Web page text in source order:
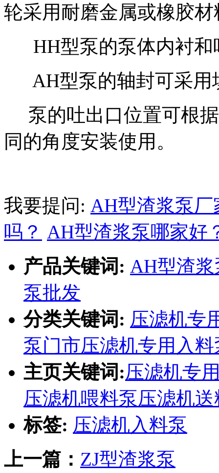
轮采用耐磨金属或橡胶材
HH型泵的泵体内衬和
AH型泵的轴封可采用
泵的吐出口位置可根据
同的角度安装使用。
我要提问: AH型渣浆泵厂
吗？ AH型渣浆泵哪家好
产品关键词: AH型渣浆
泵批发
分类关键词: 压滤机专
泵门市压滤机专用入
主页关键词:压滤机专
压滤机喂料泵压滤机
标签: 压滤机入料泵
上一篇： ZJ型渣浆泵